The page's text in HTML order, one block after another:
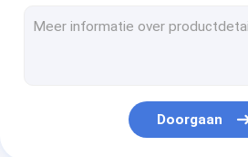
Het biovaatwerk van Vaatwerkeco
Doorgaan